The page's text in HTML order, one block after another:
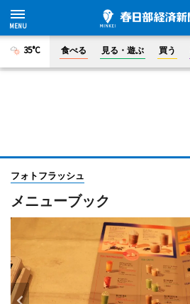
35°C 食べる 見る・遊ぶ 買う
フォトフラッシュ
メニューブック